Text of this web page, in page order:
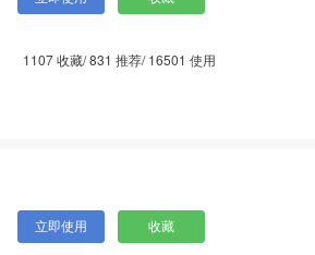
1107收藏/831 推荐/16501 使用